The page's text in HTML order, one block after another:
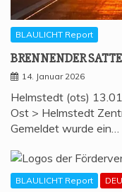
BLAULICHT Report
BREN­NEN­DER
14. Januar 2026
Helmstedt (ots)
Ost > Helmstedt
Gemeldet wurde ein…
BLAULICHT Report